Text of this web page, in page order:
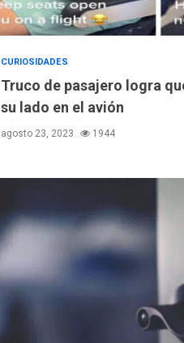
CURIOSIDADES
Truco de pasajero logra
su lado en el avión
agosto 23, 2023 1944